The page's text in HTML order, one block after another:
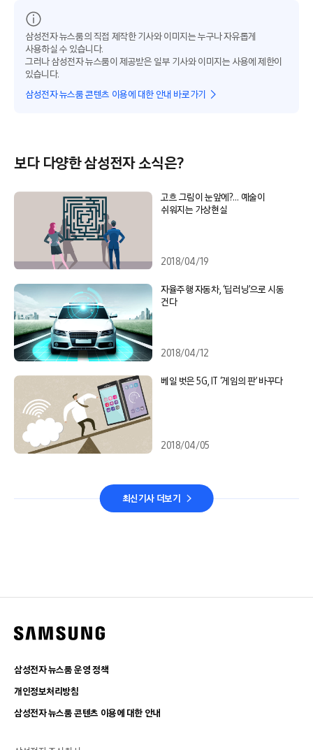
삼성전자 뉴스룸의 직접 제작한 기사와 이미지는 누구나 자유롭게
사용하실 수 있습니다.
그러나 삼성전자 뉴스룸이 제공받은 일부 기사와 이미지는 사용에 제한이
있습니다.
삼성전자 뉴스룸 콘텐츠 이용에 대한 안내 바로가기
보다 다양한 삼성전자 소식은?
고흐 그림이 눈앞에?… 예술이
쉬워지는 가상현실
2018/04/19
자율주행 자동차, ‘딥러닝’으로 시동
건다
2018/04/12
베일 벗은 5G, IT ‘게임의 판’ 바꾸다
2018/04/05
최신기사 더보기
삼성전자 뉴스룸 운영 정책
개인정보처리방침
삼성전자 뉴스룸 콘텐츠 이용에 대한 안내